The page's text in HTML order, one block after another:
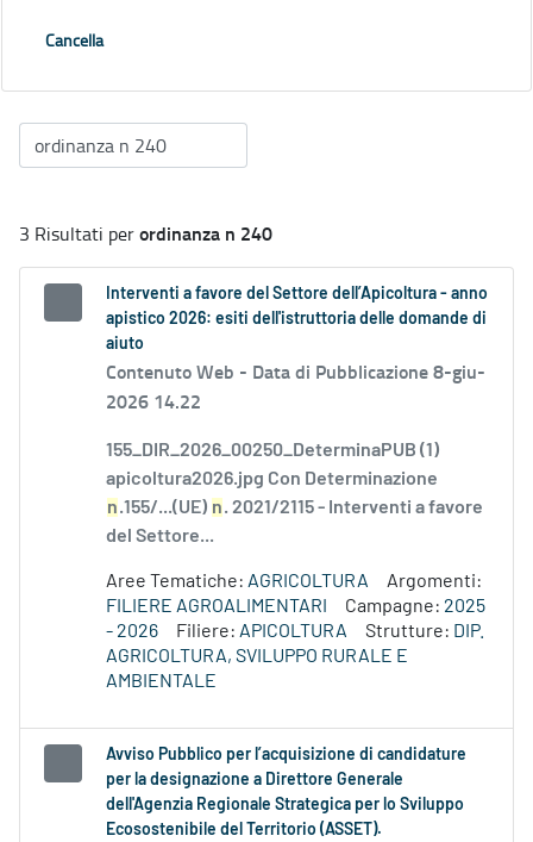
Cancella
3 Risultati perordinanza n 240
Interventi a favore del Settore dell’Apicoltura - anno
apistico 2026: esiti dell'istruttoria delle domande di
aiuto
Contenuto Web - Data di Pubblicazione 8-giu-
2026 14.22
155_DIR_2026_00250_DeterminaPUB (1)
apicoltura2026.jpg Con Determinazione
n.155/...(UE) n. 2021/2115 - Interventi a favore
del Settore...
Aree Tematiche: AGRICOLTURA
Argomenti:
FILIERE AGROALIMENTARI
Campagne: 2025
- 2026
Filiere: APICOLTURA Strutture: DIP.
AGRICOLTURA, SVILUPPO RURALE E
AMBIENTALE
Avviso Pubblico per l’acquisizione di candidature
per la designazione a Direttore Generale
dell'Agenzia Regionale Strategica per lo Sviluppo
Ecosostenibile del Territorio (ASSET).